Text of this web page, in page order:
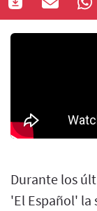
Durante los
'El Español' la